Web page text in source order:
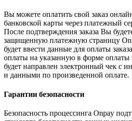
Вы можете оплатить свой заказ
банковской карты через платежный
После подтверждения заказа Вы
защищенную платежную страницу
будет ввести данные для оплаты
оплаты на указанную в форме оплаты
будет направлен электронный чек с
и данными по произведенной оплате.
Гарантии безопасности
Безопасность процессинга Onpay